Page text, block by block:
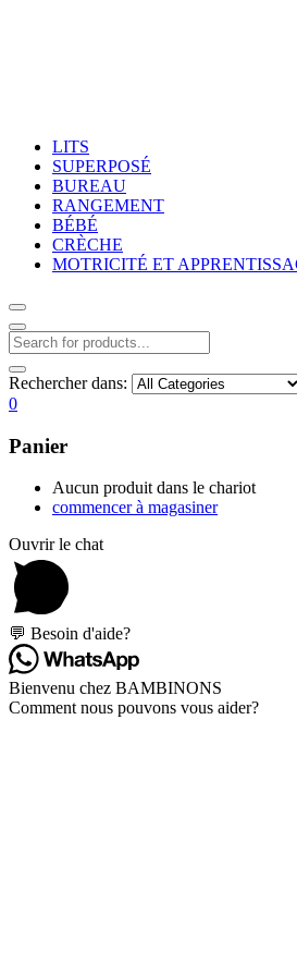
LITS
SUPERPOSÉ
BUREAU
RANGEMENT
BÉBÉ
CRÈCHE
MOTRICITÉ ET
Rechercher dans:
0
Panier
Aucun produit dans le chariot
commencer à magasiner
Ouvrir le chat
💬 Besoin d'aide?
Bienvenu chez BAMBINONS
Comment nous pouvons vous aider?